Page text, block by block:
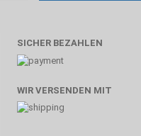
SICHER BEZAHLEN
WIR VERSENDEN MIT